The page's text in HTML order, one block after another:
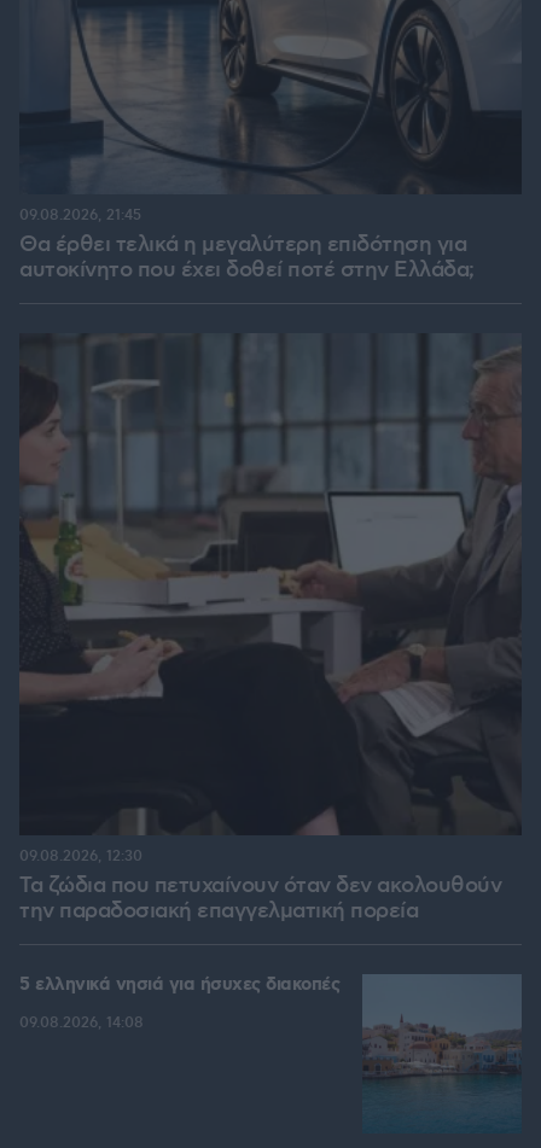
Θα έρθει τελικά η μεγαλύτερη επιδότηση για
αυτοκίνητο που έχει δοθεί ποτέ στην Ελλάδα;
09.08.2026, 21:45
Τα ζώδια που πετυχαίνουν όταν δεν ακολουθούν
την παραδοσιακή επαγγελματική πορεία
09.08.2026, 12:30
5 ελληνικά νησιά για ήσυχες διακοπές
09.08.2026, 14:08